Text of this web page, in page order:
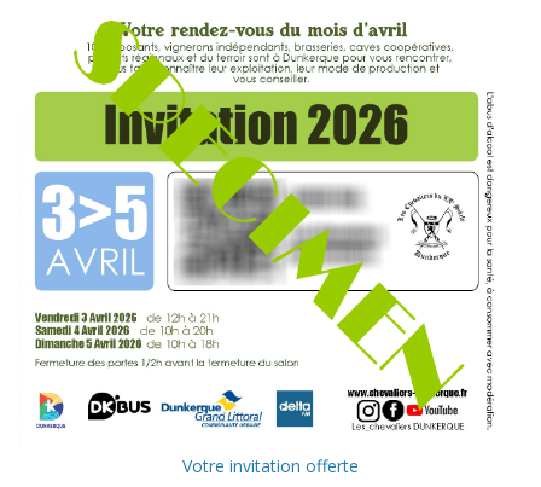
Votre invitation offerte